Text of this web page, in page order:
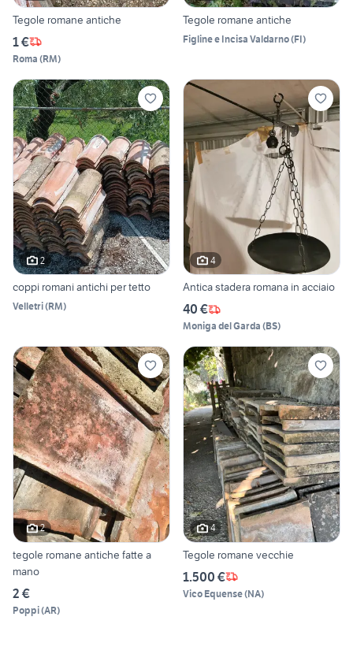
Tegole romane antiche
1 €
Roma (RM)
Tegole romane antiche
Figline e Incisa Valdarno(FI)
2
coppi romani antichi per tetto
Velletri(RM)
4
Antica stadera romana in acciaio
40 €
Moniga del Garda (BS)
2
tegole romane antiche fatte a
mano
2 €
Poppi(AR)
4
Tegole romane vecchie
1.500 €
Vico Equense(NA)